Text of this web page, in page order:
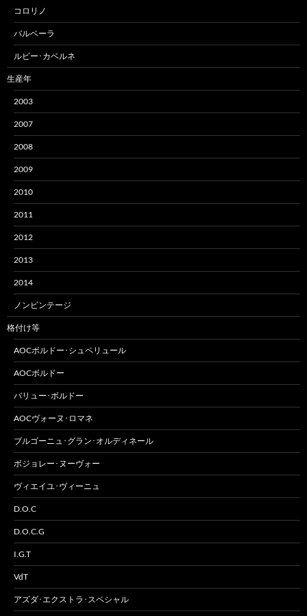
コロリノ
バルベーラ
ルビー･カベルネ
生産年
2003
2007
2008
2009
2010
2011
2012
2013
2014
ノンビンテージ
格付け等
AOCボルドー･シュペリュール
AOCボルドー
バリュー･ボルドー
AOCヴォーヌ･ロマネ
ブルゴーニュ･グラン･オルディネール
ボジョレー･ヌーヴォー
ヴィエイユ･ヴィーニュ
D.O.C
D.O.C.G
I.G.T
VdT
アズダ･エクストラ･スペシャル